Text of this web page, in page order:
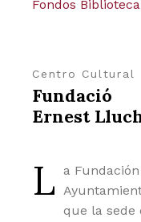
Fondos
Centro Cultural
Fundació
Ernest
L
a
que la sede